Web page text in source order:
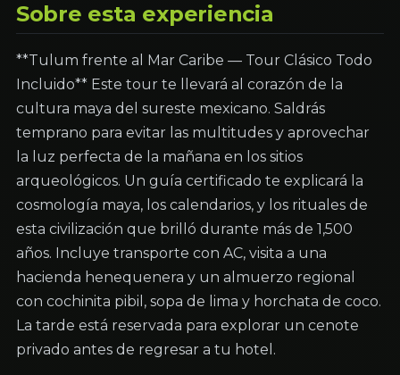
Sobre esta experiencia
**Tulum frente al Mar Caribe — Tour Clásico Todo
Incluido** Este tour te llevará al corazón de la
cultura maya del sureste mexicano. Saldrás
temprano para evitar las multitudes y aprovechar
la luz perfecta de la mañana en los sitios
arqueológicos. Un guía certificado te explicará la
cosmología maya, los calendarios, y los rituales de
esta civilización que brilló durante más de 1,500
años. Incluye transporte con AC, visita a una
hacienda henequenera y un almuerzo regional
con cochinita pibil, sopa de lima y horchata de coco.
La tarde está reservada para explorar un cenote
privado antes de regresar a tu hotel.